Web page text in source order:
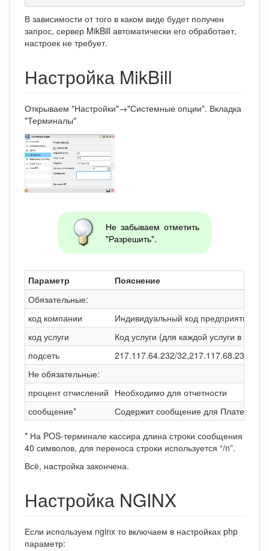
В зависимости от того в каком виде будет получен
запрос, сервер MikBill автоматически его обработает,
настроек не требует.
Настройка MikBill
Открываем "Настройки"→"Системные опции". Вкладка
"Терминалы"
Не забываем отметить
"Разрешить".
Параметр
Пояснение
Обязательные:
код компании
Индивидуальный код предприятия
код услуги
Код услуги (для каждой услуги в
подсеть
217.117.64.232/32,217.117.68.232/32
Не обязательные:
процент отчислений Необходимо для отчетности
сообщение*
Содержит сообщение для
* На POS-терминале кассира длина строки сообщения
40 символов, для переноса строки используется “/n”.
Всё, настройка закончена.
Настройка NGINX
Если используем nginx то включаем в настройках php
параметр: